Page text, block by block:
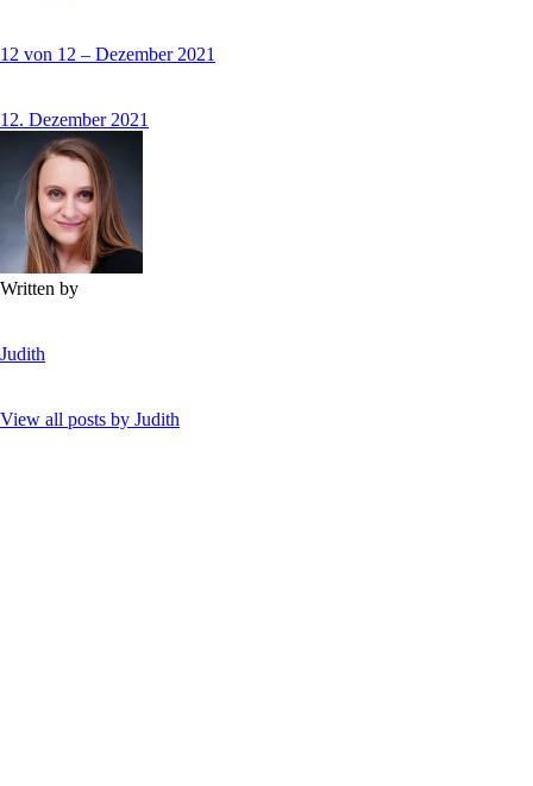
12 von 12 – Dezember 2021
12. Dezember 2021
Written by
Judith
View all posts by Judith